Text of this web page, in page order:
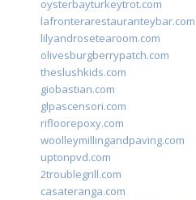
oysterbayturkeytrot.com
lafronterarestauranteybar.com
lilyandrosetearoom.com
olivesburgberrypatch.com
theslushkids.com
giobastian.com
glpascensori.com
rifloorepoxy.com
woolleymillingandpaving.com
uptonpvd.com
2troublegrill.com
casateranga.com